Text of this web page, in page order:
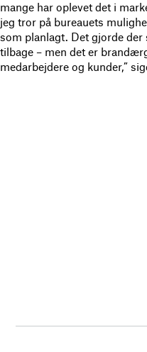
mange har oplevet det i
jeg tror på bureauets
som planlagt. Det gjorde der
tilbage – men det er
medarbejdere og kunder,”